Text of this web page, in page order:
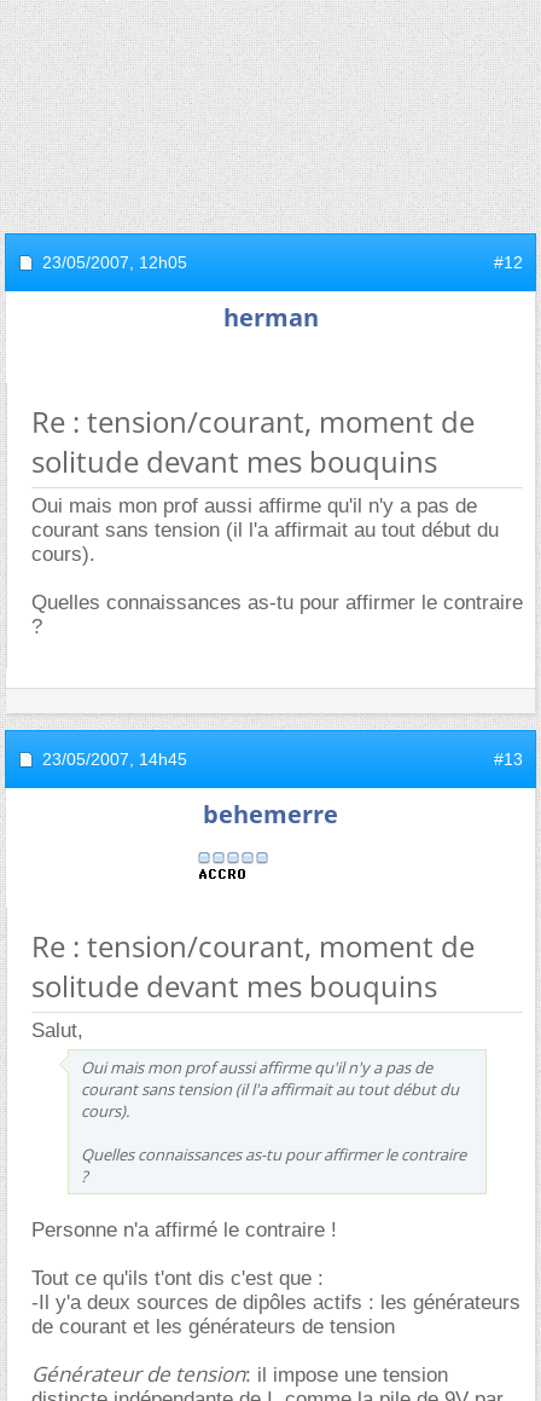
23/05/2007, 12h05 #12
herman
Re : tension/courant, moment de
solitude devant mes bouquins
Oui mais mon prof aussi affirme qu'il n'y a pas de
courant sans tension (il l'a affirmait au tout début du
cours).
Quelles connaissances as-tu pour affirmer le contraire
?
23/05/2007, 14h45 #13
behemerre
Re : tension/courant, moment de
solitude devant mes bouquins
Salut,
Oui mais mon prof aussi affirme qu'il n'y a pas de
courant sans tension (il l'a affirmait au tout début du
cours).
Quelles connaissances as-tu pour affirmer le contraire
?
Personne n'a affirmé le contraire !
Tout ce qu'ils t'ont dis c'est que :
-Il y'a deux sources de dipôles actifs : les générateurs
de courant et les générateurs de tension
Générateur de tension: il impose une tension